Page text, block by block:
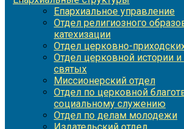
Епархиальное управление
Отдел религиозного
катехизации
Отдел церковно-
Отдел церковной истории
святых
Миссионерский отдел
Отдел по церковной
социальному служению
Отдел по делам молодежи